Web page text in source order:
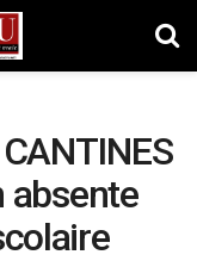
absente